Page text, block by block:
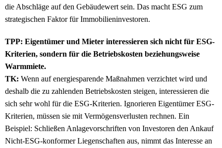
die Abschläge auf den Gebäudewert sein. Das macht ESG zum
strategischen Faktor für Immobilieninvestoren.
TPP: Eigentümer und Mieter interessieren sich nicht für ESG-
Kriterien, sondern für die Betriebskosten beziehungsweise
Warmmiete.
TK: Wenn auf energiesparende Maßnahmen verzichtet wird und
deshalb die zu zahlenden Betriebskosten steigen, interessieren die
sich sehr wohl für die ESG-Kriterien. Ignorieren Eigentümer ESG-
Kriterien, müssen sie mit Vermögensverlusten rechnen. Ein
Beispiel: Schließen Anlagevorschriften von Investoren den Ankauf
Nicht-ESG-konformer Liegenschaften aus, nimmt das Interesse an